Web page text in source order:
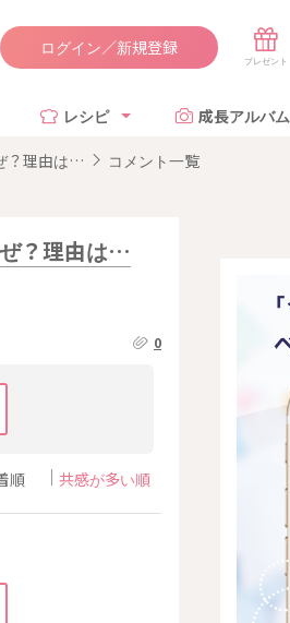
ログイン／新規登録
レシピ 成長アルバム
？理由は… コメント一覧
？理由は…
0
順 共感が多い順